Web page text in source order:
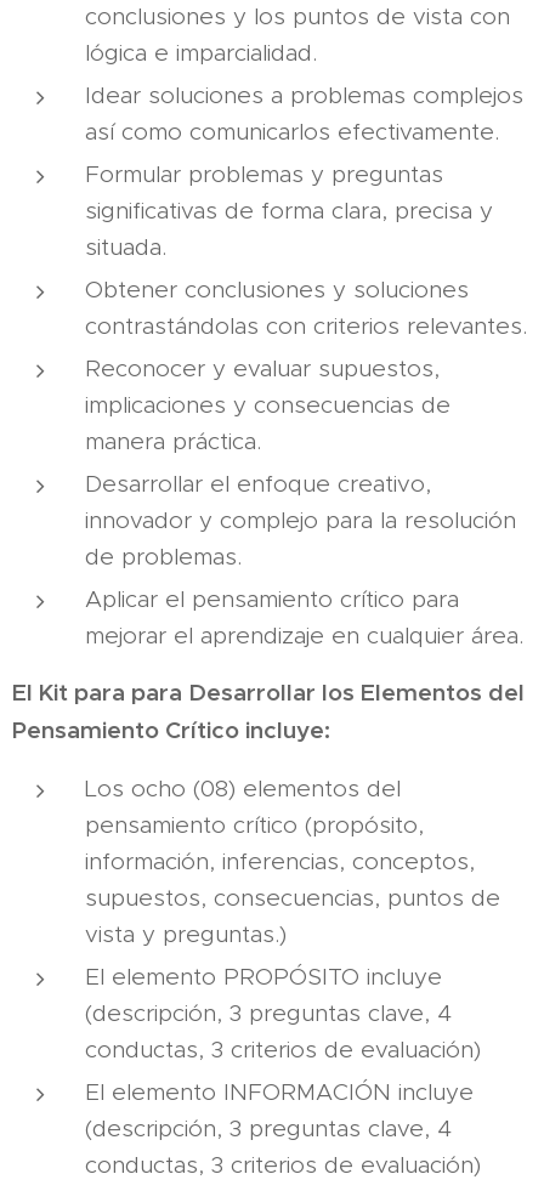
conclusiones y los puntos de vista con
lógica e imparcialidad.
Idear soluciones a problemas complejos
así como comunicarlos efectivamente.
Formular problemas y preguntas
significativas de forma clara, precisa y
situada.
Obtener conclusiones y soluciones
contrastándolas con criterios relevantes.
Reconocer y evaluar supuestos,
implicaciones y consecuencias de
manera práctica.
Desarrollar el enfoque creativo,
innovador y complejo para la resolución
de problemas.
Aplicar el pensamiento crítico para
mejorar el aprendizaje en cualquier área.
El Kit para para Desarrollar los Elementos del
Pensamiento Crítico incluye:
Los ocho (08) elementos del
pensamiento crítico (propósito,
información, inferencias, conceptos,
supuestos, consecuencias, puntos de
vista y preguntas.)
El elemento PROPÓSITO incluye
(descripción, 3 preguntas clave, 4
conductas, 3 criterios de evaluación)
El elemento INFORMACIÓN incluye
(descripción, 3 preguntas clave, 4
conductas, 3 criterios de evaluación)